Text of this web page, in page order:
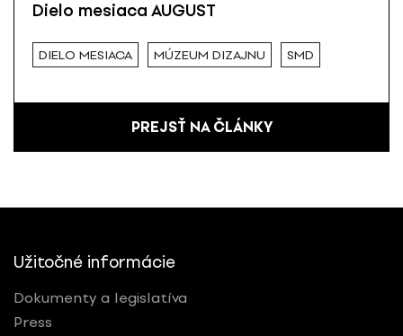
Dielo mesiaca AUGUST
DIELO MESIACA MÚZEUM DIZAJNU SMD
PREJSŤ NA ČLÁNKY
Užitočné informácie
Dokumenty a legislatíva
Press